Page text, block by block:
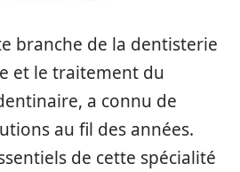
branche de la dentisterie
et le traitement du
a connu de
au fil des années.
de cette spécialité